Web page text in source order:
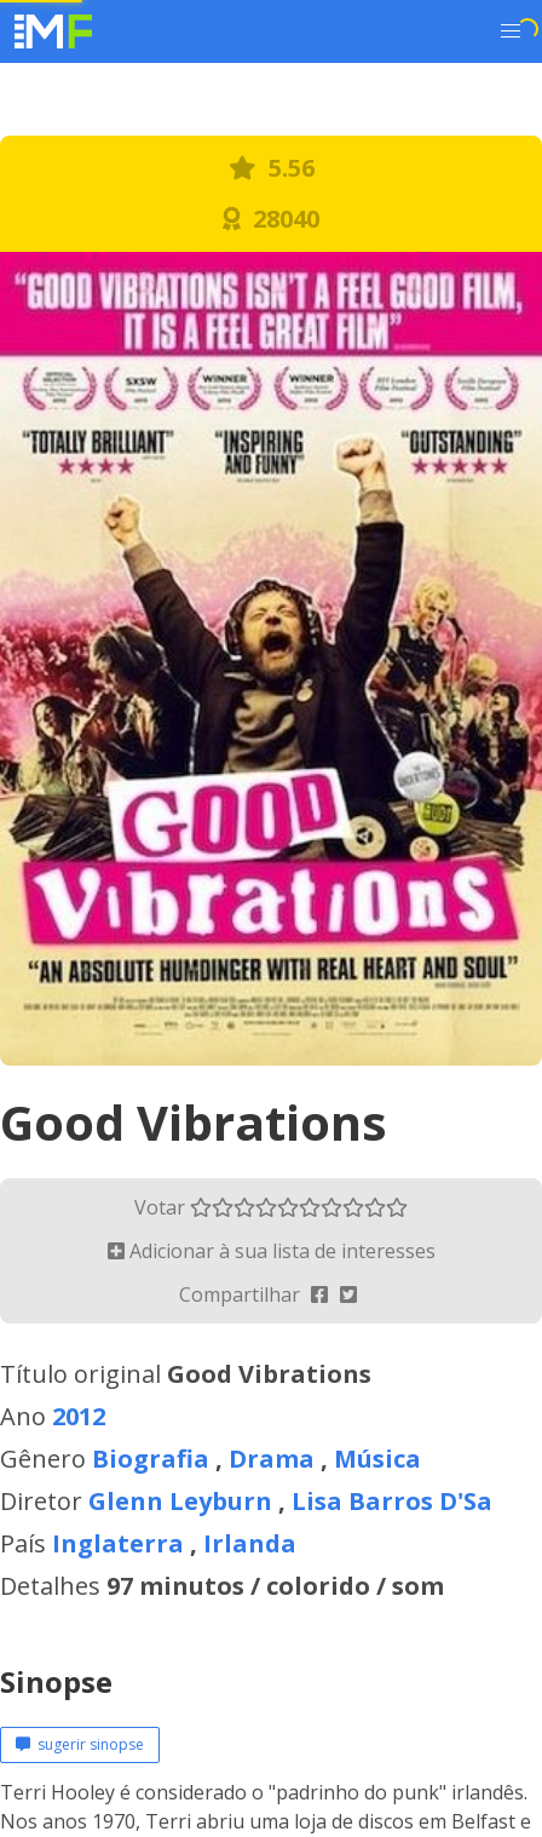
5.56
28040
Good Vibrations
Votar
Adicionar à sua lista de interesses
Compartilhar
Título original Good Vibrations
Ano 2012
Gênero Biografia , Drama , Música
Diretor Glenn Leyburn , Lisa Barros D'Sa
País Inglaterra , Irlanda
Detalhes 97 minutos / colorido / som
Sinopse
sugerir sinopse
Terri Hooley é considerado o "padrinho do punk" irlandês.
Nos anos 1970, Terri abriu uma loja de discos em Belfast e